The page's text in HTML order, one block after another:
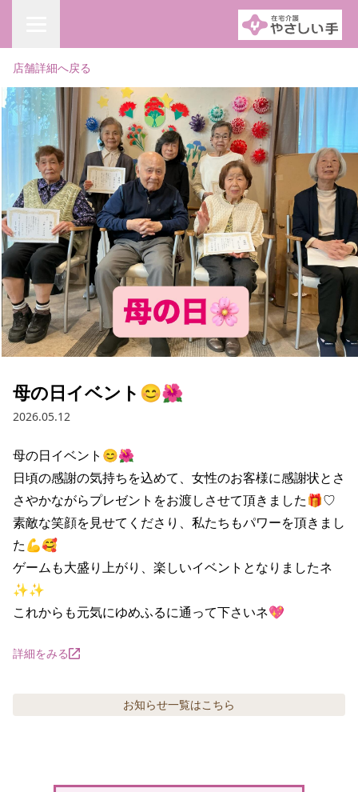
店舗詳細へ戻る
母の日イベント😊🌺
2026.05.12
母の日イベント😊🌺
日頃の感謝の気持ちを込めて、女性のお客様に感謝状とさ
さやかながらプレゼントをお渡しさせて頂きました🎁♡
素敵な笑顔を見せてくださり、私たちもパワーを頂きまし
た💪🥰
ゲームも大盛り上がり、楽しいイベントとなりましたネ
✨✨
詳細をみる
お知らせ一覧はこちら